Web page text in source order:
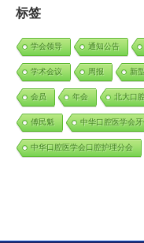
标签
学会领导 通知公告
学术会议 周报 新
会员 年会 北大口
傅民魁 中华口腔医学会
中华口腔医学会口腔护理分会